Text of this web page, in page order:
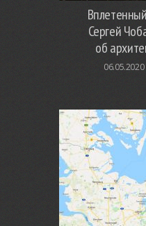
Сергей
об
06.05.2020